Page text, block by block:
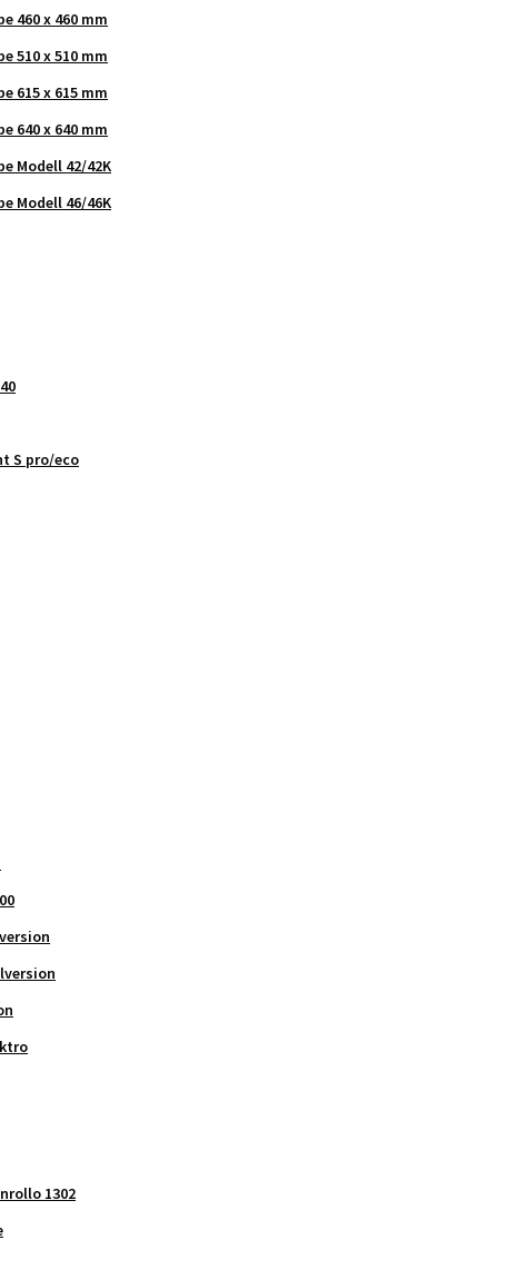
460 x 460 mm
510 x 510 mm
615 x 615 mm
640 x 640 mm
Modell 42/42K
Modell 46/46K
S pro/eco
1302